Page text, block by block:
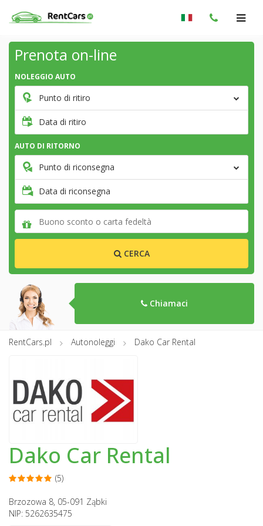
Prenota on-line
NOLEGGIO AUTO
Punto di ritiro
Data di ritiro
AUTO DI RITORNO
Punto di riconsegna
Data di riconsegna
CERCA
Chiamaci
RentCars.pl Autonoleggi Dako Car Rental
Dako Car Rental
(5)
Brzozowa 8, 05-091 Ząbki
NIP: 5262635475